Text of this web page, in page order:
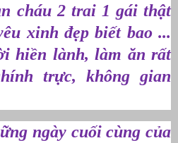
cháu 2 trai 1 gái thật
xinh đẹp biết bao ...
hiền lành, làm ăn rất
trực, không gian
ngày cuối cùng của